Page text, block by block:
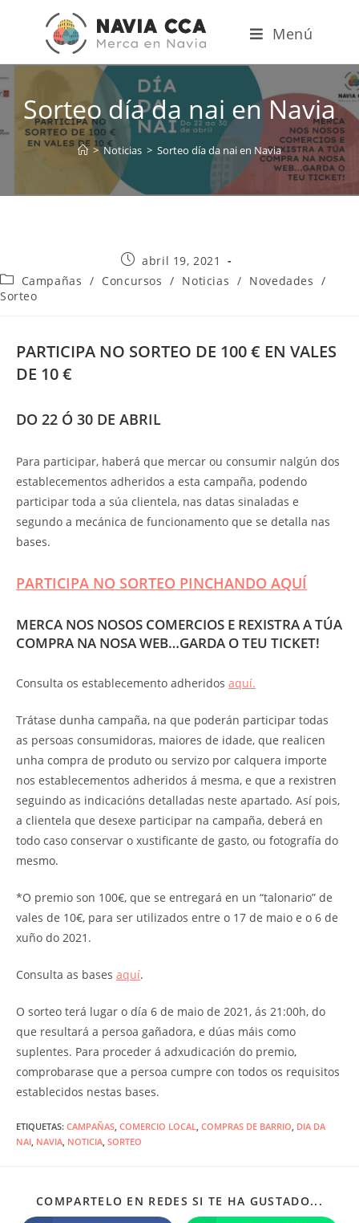
Menú
Sorteo día da nai en Navia
> Noticias > Sorteo día da nai en Navia
abril 19, 2021
Campañas / Concursos / Noticias / Novedades /
Sorteo
PARTICIPA NO SORTEO DE 100 € EN VALES
DE 10 €
DO 22 Ó 30 DE ABRIL
Para participar, haberá que mercar ou consumir nalgún dos
establecementos adheridos a esta campaña, podendo
participar toda a súa clientela, nas datas sinaladas e
segundo a mecánica de funcionamento que se detalla nas
bases.
PARTICIPA NO SORTEO PINCHANDO AQUÍ
MERCA NOS NOSOS COMERCIOS E REXISTRA A TÚA
COMPRA NA NOSA WEB…GARDA O TEU TICKET!
Consulta os establecemento adheridos aquí.
Trátase dunha campaña, na que poderán participar todas
as persoas consumidoras, maiores de idade, que realicen
unha compra de produto ou servizo por calquera importe
nos establecementos adheridos á mesma, e que a rexistren
seguindo as indicacións detalladas neste apartado. Así pois,
a clientela que desexe participar na campaña, deberá en
todo caso conservar o xustificante de gasto, ou fotografía do
mesmo.
*O premio son 100€, que se entregará en un “talonario” de
vales de 10€, para ser utilizados entre o 17 de maio e o 6 de
xuño do 2021.
Consulta as bases aquí.
O sorteo terá lugar o día 6 de maio de 2021, ás 21:00h, do
que resultará a persoa gañadora, e dúas máis como
suplentes. Para proceder á adxudicación do premio,
comprobarase que a persoa cumpre con todos os requisitos
establecidos nestas bases.
ETIQUETAS: CAMPAÑAS COMERCIO LOCAL COMPRAS DE BARRIO DIA DA
NAI NAVIA NOTICIA SORTEO
COMPARTELO EN REDES SI TE HA GUSTADO...